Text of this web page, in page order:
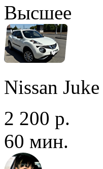
Высшее
Nissan
2 200 р.
60 мин.